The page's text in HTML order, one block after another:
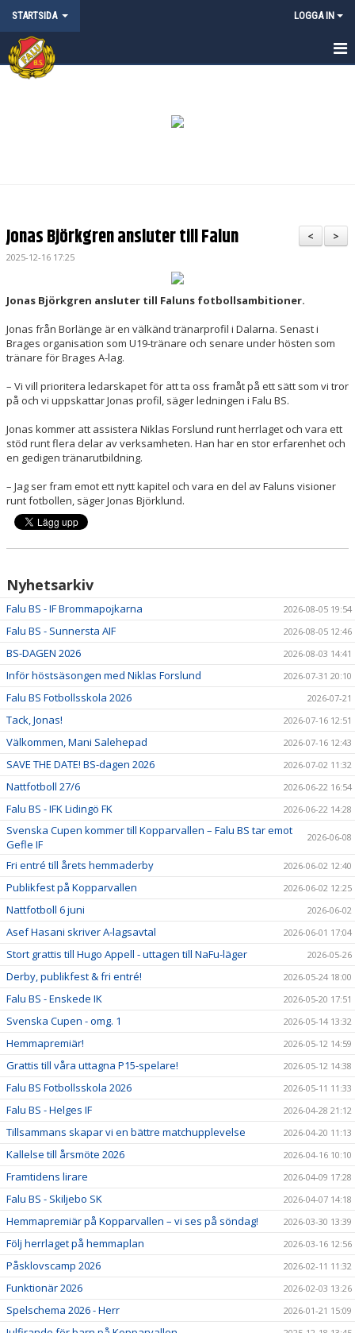
STARTSIDA LOGGA IN
STARTSIDA
KONTAKT
ANMÄLAN CAMPER & LÄGER
>
<
Jonas Björkgren ansluter till Falun
2025-12-16 17:25
Jonas Björkgren ansluter till Faluns fotbollsambitioner.
Jonas från Borlänge är en välkänd tränarprofil i Dalarna. Senast i
Brages organisation som U19-tränare och senare under hösten som
tränare för Brages A-lag.
– Vi vill prioritera ledarskapet för att ta oss framåt på ett sätt som vi tror
på och vi uppskattar Jonas profil, säger ledningen i Falu BS.
Jonas kommer att assistera Niklas Forslund runt herrlaget och vara ett
stöd runt flera delar av verksamheten. Han har en stor erfarenhet och
en gedigen tränarutbildning.
– Jag ser fram emot ett nytt kapitel och vara en del av Faluns visioner
runt fotbollen, säger Jonas Björklund.
Nyhetsarkiv
Falu BS - IF Brommapojkarna 2026-08-05 19:54
Falu BS - Sunnersta AIF 2026-08-05 12:46
BS-DAGEN 2026 2026-08-03 14:41
Inför höstsäsongen med Niklas Forslund 2026-07-31 20:10
Falu BS Fotbollsskola 2026 2026-07-21
Tack, Jonas! 2026-07-16 12:51
Välkommen, Mani Salehepad 2026-07-16 12:43
SAVE THE DATE! BS-dagen 2026 2026-07-02 11:32
Nattfotboll 27/6 2026-06-22 16:54
Falu BS - IFK Lidingö FK 2026-06-22 14:28
Svenska Cupen kommer till Kopparvallen – Falu BS tar emot
Gefle IF
2026-06-08
Fri entré till årets hemmaderby 2026-06-02 12:40
Publikfest på Kopparvallen 2026-06-02 12:25
Nattfotboll 6 juni 2026-06-02
Asef Hasani skriver A-lagsavtal 2026-06-01 17:04
Stort grattis till Hugo Appell - uttagen till NaFu-läger 2026-05-26
Derby, publikfest & fri entré! 2026-05-24 18:00
Falu BS - Enskede IK 2026-05-20 17:51
Svenska Cupen - omg. 1 2026-05-14 13:32
Hemmapremiär! 2026-05-12 14:59
Grattis till våra uttagna P15-spelare! 2026-05-12 14:38
Falu BS Fotbollsskola 2026 2026-05-11 11:33
Falu BS - Helges IF 2026-04-28 21:12
Tillsammans skapar vi en bättre matchupplevelse 2026-04-20 11:13
Kallelse till årsmöte 2026 2026-04-16 10:10
Framtidens lirare 2026-04-09 17:28
Falu BS - Skiljebo SK 2026-04-07 14:18
Hemmapremiär på Kopparvallen – vi ses på söndag! 2026-03-30 13:39
Följ herrlaget på hemmaplan 2026-03-16 12:56
Påsklovscamp 2026 2026-02-11 11:32
Funktionär 2026 2026-02-03 13:26
Spelschema 2026 - Herr 2026-01-21 15:09